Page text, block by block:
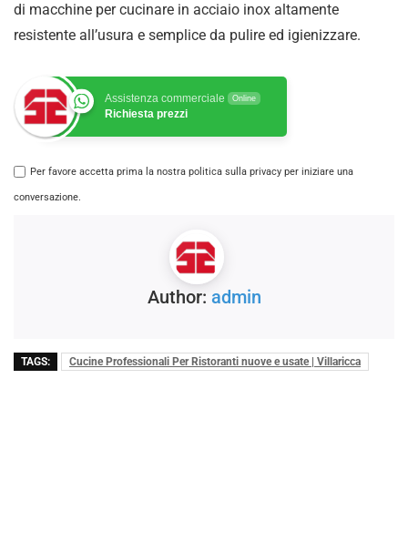
di macchine per cucinare in acciaio inox altamente
resistente all’usura e semplice da pulire ed igienizzare.
Assistenza commerciale Online
Richiesta prezzi
Per favore accetta prima la nostra politica sulla privacy per iniziare una
conversazione.
Author: admin
TAGS: Cucine Professionali Per Ristoranti nuove e usate | Villaricca